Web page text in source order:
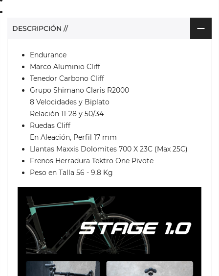
DESCRIPCIÓN //
Endurance
Marco Aluminio Cliff
Tenedor Carbono Cliff
Grupo Shimano Claris R2000
8 Velocidades y Biplato
Relación 11-28 y 50/34
Ruedas Cliff
En Aleación, Perfil 17 mm
Llantas Maxxis Dolomites 700 X 23C (Max 25C)
Frenos Herradura Tektro One Pivote
Peso en Talla 56 - 9.8 Kg